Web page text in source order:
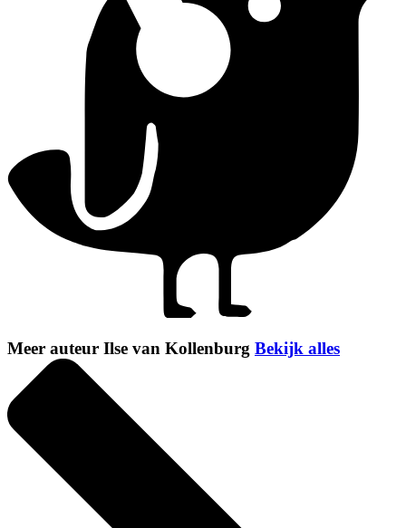
Meer auteur Ilse van Kollenburg Bekijk alles